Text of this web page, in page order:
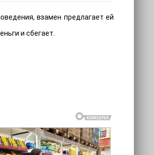
взамен предлагает ей
и сбегает.